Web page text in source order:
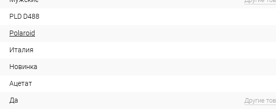
PLD D488
Polaroid
Италия
Новинка
Ацетат
Да Другие